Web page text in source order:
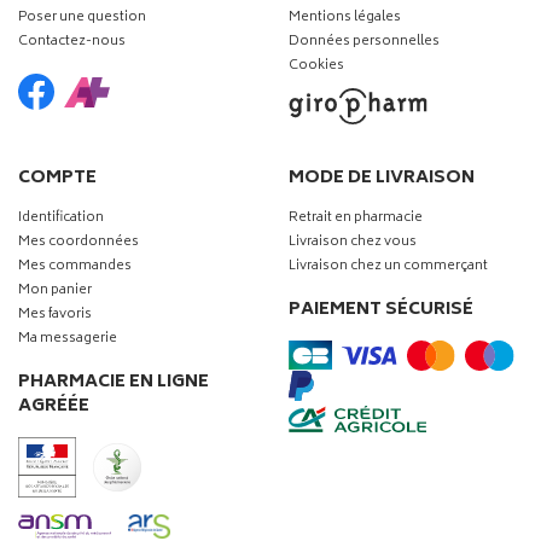
Poser une question
Contactez-nous
Mentions légales
Données personnelles
Cookies
COMPTE
Identification
Mes coordonnées
Mes commandes
Mon panier
Mes favoris
Ma messagerie
PHARMACIE EN LIGNE
AGRÉÉE
MODE DE LIVRAISON
Retrait en pharmacie
Livraison chez vous
Livraison chez un commerçant
PAIEMENT SÉCURISÉ